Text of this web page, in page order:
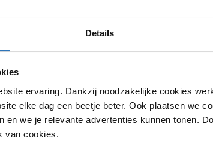
Details
ervaring. Dankzij noodzakelijke cookies
elke dag een beetje beter. Ook plaatsen we
en we je relevante advertenties kunnen tonen.
van cookies.
Bolsward